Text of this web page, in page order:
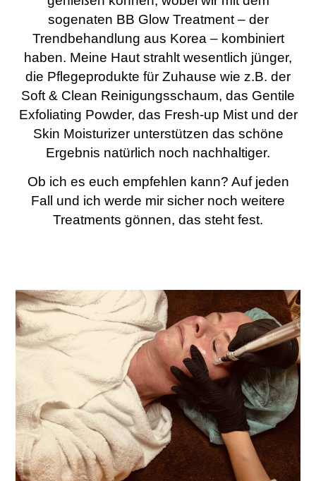
sogenaten BB Glow Treatment – der
Trendbehandlung aus Korea – kombiniert
haben. Meine Haut strahlt wesentlich jünger,
die Pflegeprodukte für Zuhause wie z.B. der
Soft & Clean Reinigungsschaum, das Gentile
Exfoliating Powder, das Fresh-up Mist und der
Skin Moisturizer unterstützen das schöne
Ergebnis natürlich noch nachhaltiger.
Ob ich es euch empfehlen kann? Auf jeden
Fall und ich werde mir sicher noch weitere
Treatments gönnen, das steht fest.